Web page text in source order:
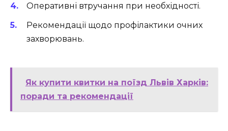
Оперативні втручання при необхідності.
Рекомендації щодо профілактики очних
захворювань.
Як купити квитки на поїзд Львів Харків:
поради та рекомендації